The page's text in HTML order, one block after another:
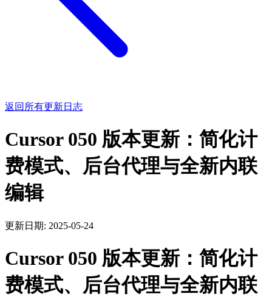
返回所有更新日志
Cursor 050 版本更新：简化计
费模式、后台代理与全新内联
编辑
更新日期: 2025-05-24
Cursor 050 版本更新：简化计
费模式、后台代理与全新内联